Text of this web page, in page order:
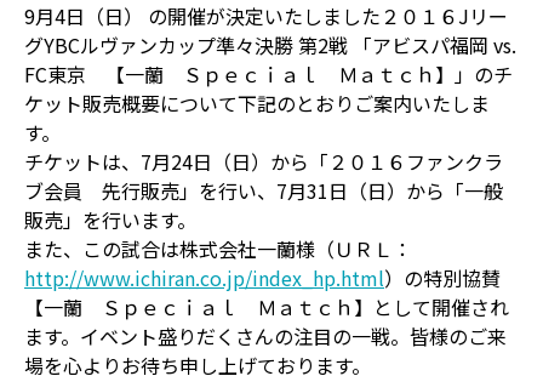
9月4日（日） の開催が決定いたしました２０１６Jリー
グYBCルヴァンカップ準々決勝 第2戦 「アビスパ福岡 vs.
FC東京 【一蘭 Ｓｐｅｃｉａｌ Ｍａｔｃｈ】」のチ
ケット販売概要について下記のとおりご案内いたしま
す。
チケットは、7月24日（日）から「２０１６ファンクラ
ブ会員 先行販売」を行い、7月31日（日）から「一般
販売」を行います。
また、この試合は株式会社一蘭様（ＵＲＬ：
http://www.ichiran.co.jp/index_hp.html）の特別協賛
【一蘭 Ｓｐｅｃｉａｌ Ｍａｔｃｈ】として開催され
ます。イベント盛りだくさんの注目の一戦。皆様のご来
場を心よりお待ち申し上げております。